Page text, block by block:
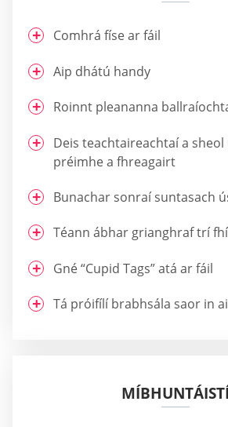
Comhrá físe ar fáil
Aip dhátú handy
Roinnt pleananna
Deis teachtaireachtaí a
préimhe a fhreagairt
Bunachar sonraí suntasach
Téann ábhar grianghraf trí
Gné “Cupid Tags” atá ar fáil
Tá próifílí brabhsála saor in
MÍBHUNTÁISTÍ